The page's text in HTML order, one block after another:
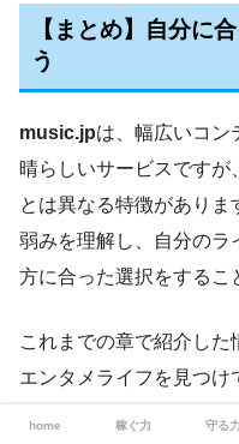
【まとめ】自分に
う
music.jpは、幅広いコン
晴らしいサービスですが
とは異なる特徴がありま
弱みを理解し、自分のラ
方に合った選択をするこ
これまでの章で紹介し
エンタメライフを見つけ
home 稼ぐ力 守る力